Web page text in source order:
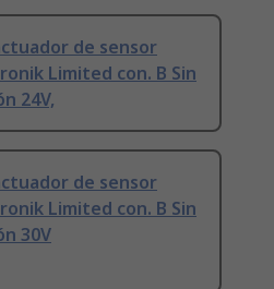
de sensor
Limited con. B Sin
24V,
de sensor
Limited con. B Sin
30V